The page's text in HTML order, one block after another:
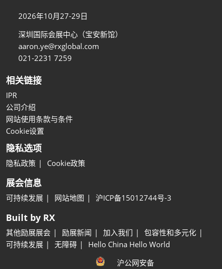
2026年10月27-29日
深圳国际会展中心（宝安新馆）
aaron.ye@rxglobal.com
021-2231 7259
相关链接
IPR
公司介绍
网站使用条款与条件
Cookie设置
隐私选项
隐私政策 Cookie政策
展会信息
可持续发展 网站地图 沪ICP备15012744号-3
Built by RX
其他励展展会 励展新闻 加入我们
包容性和多元化
可持续发展
无障碍
Hello China Hello World
沪公网安备